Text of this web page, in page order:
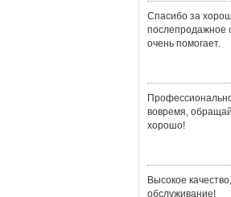
Спасибо за
послепродажное
очень помогает.
вовремя,
хорошо!
Высокое
обслуживание!